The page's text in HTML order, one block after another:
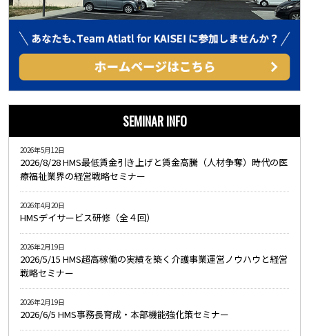
SEMINAR INFO
2026/8/28 HMS最低賃金引き上げと賃金高騰（人材争奪）時代の医
療福祉業界の経営戦略セミナー
2026年5月12日
HMSデイサービス研修（全４回）
2026年4月20日
2026/5/15 HMS超高稼働の実績を築く介護事業運営ノウハウと経営
戦略セミナー
2026年2月19日
2026/6/5 HMS事務長育成・本部機能強化策セミナー
2026年2月19日